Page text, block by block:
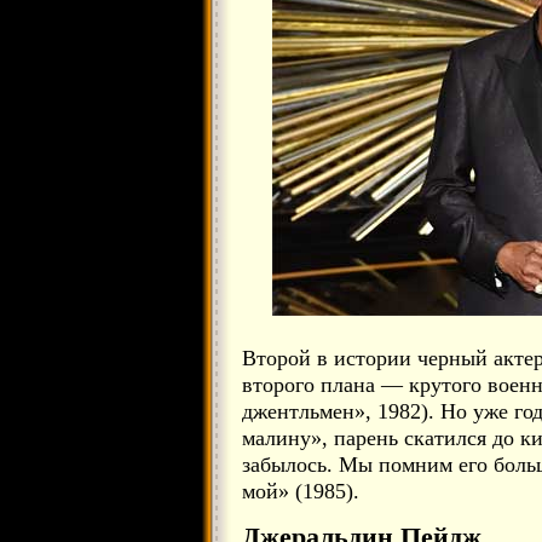
Второй в истории черный
второго плана — крутого
джентльмен», 1982). Но уже
малину», парень скатился до
забылось. Мы помним его
мой» (1985).